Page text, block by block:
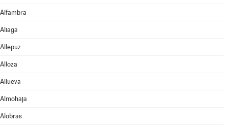
Alfambra
Aliaga
Allepuz
Alloza
Allueva
Almohaja
Alobras